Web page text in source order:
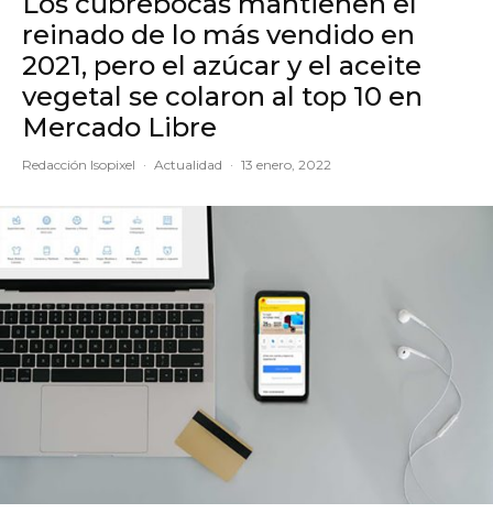
reinado de lo más vendido en
2021, pero el azúcar y el aceite
vegetal se colaron al top 10 en
Mercado Libre
Redacción Isopixel · Actualidad · 13 enero, 2022